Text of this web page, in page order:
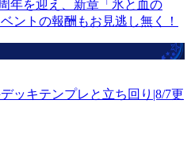
年を迎え、新章「氷と血の
ントの報酬もお見逃し無く！
ッキテンプレと立ち回り|8/7更